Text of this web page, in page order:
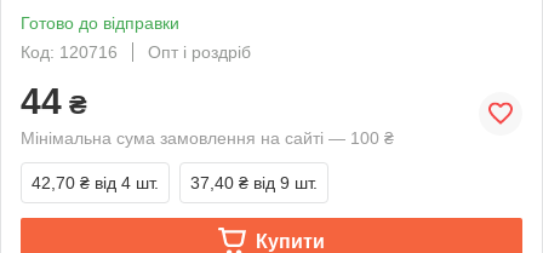
Готово до відправки
Код: 120716
Опт і роздріб
44 ₴
Мінімальна сума замовлення на сайті — 100 ₴
42,70 ₴ від 4 шт. 37,40 ₴ від 9 шт.
Купити